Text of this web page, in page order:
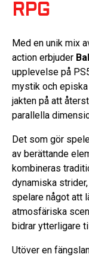
RPG
Med en unik mix
action erbjuder
upplevelse på
mystik och
jakten på att
parallella
Det som gör
av berättande
kombineras
dynamiska
spelare något att
atmosfäriska
bidrar ytterligare
Utöver en